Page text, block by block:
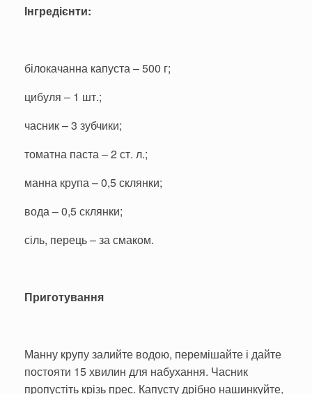
Інгредієнти:
білокачанна капуста – 500 г;
цибуля – 1 шт.;
часник – 3 зубчики;
томатна паста – 2 ст. л.;
манна крупа – 0,5 склянки;
вода – 0,5 склянки;
сіль, перець – за смаком.
Приготування
Манну крупу залийте водою, перемішайте і дайте
постояти 15 хвилин для набухання. Часник
пропустіть крізь прес. Капусту дрібно нашинкуйте,